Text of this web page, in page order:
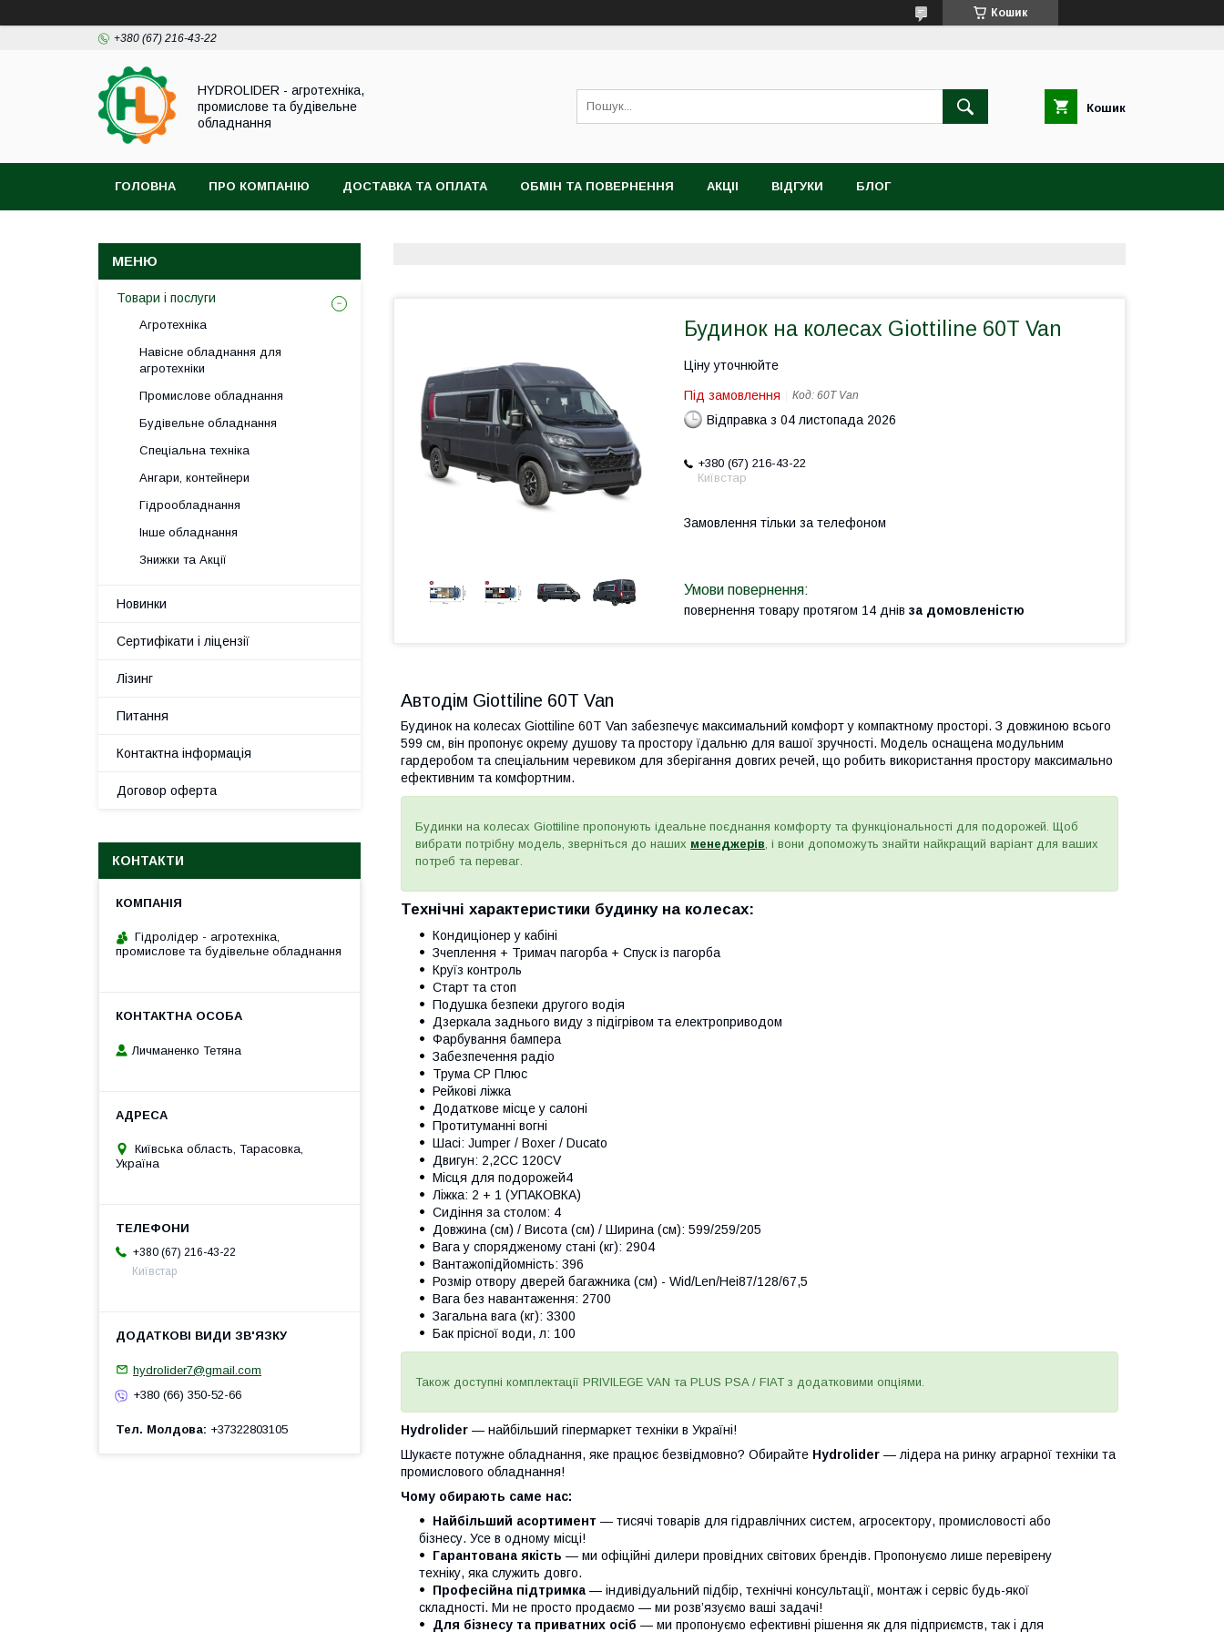
Кошик
+380 (67) 216-43-22
HYDROLIDER - агротехніка,
промислове та будівельне
обладнання
Кошик
ГОЛОВНА ПРО КОМПАНІЮ ДОСТАВКА ТА ОПЛАТА ОБМІН ТА ПОВЕРНЕННЯ АКЦІІ ВІДГУКИ БЛОГ
Будинок на колесах Giottiline 60T Van
Ціну уточнюйте
Під замовлення Код: 60T Van
Відправка з 04 листопада 2026
+380 (67) 216-43-22
Київстар
Замовлення тільки за телефоном
повернення товару протягом 14 днів за домовленістю
Автодім Giottiline 60T Van
Будинок на колесах Giottiline 60T Van забезпечує максимальний комфорт у компактному просторі. З довжиною всього
599 см, він пропонує окрему душову та простору їдальню для вашої зручності. Модель оснащена модульним
гардеробом та спеціальним черевиком для зберігання довгих речей, що робить використання простору максимально
ефективним та комфортним.
Будинки на колесах Giottiline пропонують ідеальне поєднання комфорту та функціональності для подорожей. Щоб
вибрати потрібну модель, зверніться до наших менеджерів, і вони допоможуть знайти найкращий варіант для ваших
потреб та переваг.
Технічні характеристики будинку на колесах:
Кондиціонер у кабіні
Зчеплення + Тримач пагорба + Спуск із пагорба
Круїз контроль
Старт та стоп
Подушка безпеки другого водія
Дзеркала заднього виду з підігрівом та електроприводом
Фарбування бампера
Забезпечення радіо
Трума СР Плюс
Рейкові ліжка
Додаткове місце у салоні
Протитуманні вогні
Шасі: Jumper / Boxer / Ducato
Двигун: 2,2CC 120CV
Місця для подорожей4
Ліжка: 2 + 1 (УПАКОВКА)
Сидіння за столом: 4
Довжина (см) / Висота (см) / Ширина (см): 599/259/205
Вага у спорядженому стані (кг): 2904
Вантажопідйомність: 396
Розмір отвору дверей багажника (см) - Wid/Len/Hei87/128/67,5
Вага без навантаження: 2700
Загальна вага (кг): 3300
Бак прісної води, л: 100
Також доступні комплектації PRIVILEGE VAN та PLUS PSA / FIAT з додатковими опціями.
Hydrolider — найбільший гіпермаркет техніки в Україні!
Шукаєте потужне обладнання, яке працює безвідмовно? Обирайте Hydrolider — лідера на ринку аграрної техніки та
промислового обладнання!
Чому обирають саме нас:
Найбільший асортимент — тисячі товарів для гідравлічних систем, агросектору, промисловості або
бізнесу. Усе в одному місці!
Гарантована якість — ми офіційні дилери провідних світових брендів. Пропонуємо лише перевірену
техніку, яка служить довго.
Професійна підтримка — індивідуальний підбір, технічні консультації, монтаж і сервіс будь-якої
складності. Ми не просто продаємо — ми розв’язуємо ваші задачі!
Для бізнесу та приватних осіб — ми пропонуємо ефективні рішення як для підприємств, так і для
Товари і послуги
Агротехніка
Навісне обладнання для
агротехніки
Промислове обладнання
Будівельне обладнання
Спеціальна техніка
Ангари, контейнери
Гідрообладнання
Інше обладнання
Знижки та Акції
Новинки
Сертифікати і ліцензії
Лізинг
Питання
Контактна інформація
Договор оферта
КОНТАКТИ
Гідролідер - агротехніка,
промислове та будівельне обладнання
Личманенко Тетяна
Київська область, Тарасовка,
Україна
+380 (67) 216-43-22
Київстар
hydrolider7@gmail.com
+380 (66) 350-52-66
Тел. Молдова +37322803105